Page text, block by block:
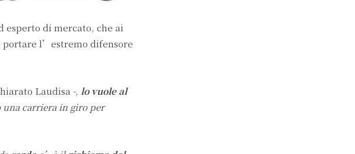
esperto di mercato, che ai
portare l’estremo difensore
Laudisa -, lo vuole al
una carriera in giro per